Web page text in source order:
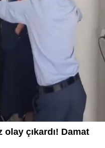
çıkardı! Damat